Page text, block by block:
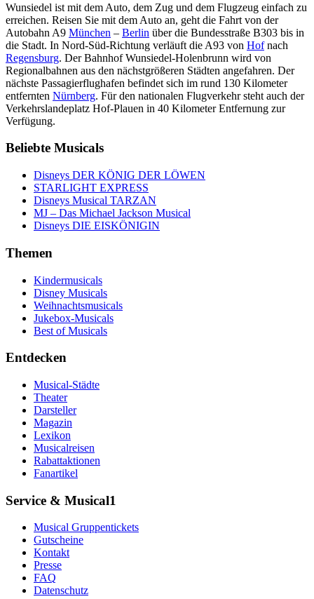
Wunsiedel ist mit dem Auto, dem Zug und dem Flugzeug einfach zu
erreichen. Reisen Sie mit dem Auto an, geht die Fahrt von der
Autobahn A9 München – Berlin über die Bundesstraße B303 bis in
die Stadt. In Nord-Süd-Richtung verläuft die A93 von Hofnach
Regensburg. Der Bahnhof Wunsiedel-Holenbrunn wird von
Regionalbahnen aus den nächstgrößeren Städten angefahren. Der
nächste Passagierflughafen befindet sich im rund 130 Kilometer
entfernten Nürnberg. Für den nationalen Flugverkehr steht auch der
Verkehrslandeplatz Hof-Plauen in 40 Kilometer Entfernung zur
Verfügung.
Beliebte Musicals
Disneys DER KÖNIG DER LÖWEN
STARLIGHT EXPRESS
Disneys Musical TARZAN
MJ – Das Michael Jackson Musical
Disneys DIE EISKÖNIGIN
Themen
Kindermusicals
Disney Musicals
Weihnachtsmusicals
Jukebox-Musicals
Best of Musicals
Entdecken
Musical-Städte
Theater
Darsteller
Magazin
Lexikon
Musicalreisen
Rabattaktionen
Fanartikel
Service & Musical1
Musical Gruppentickets
Gutscheine
Kontakt
Presse
FAQ
Datenschutz